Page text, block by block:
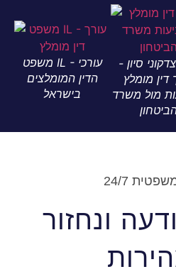
משפט IL - עורכי
הדין המומלצים
בישראל
-